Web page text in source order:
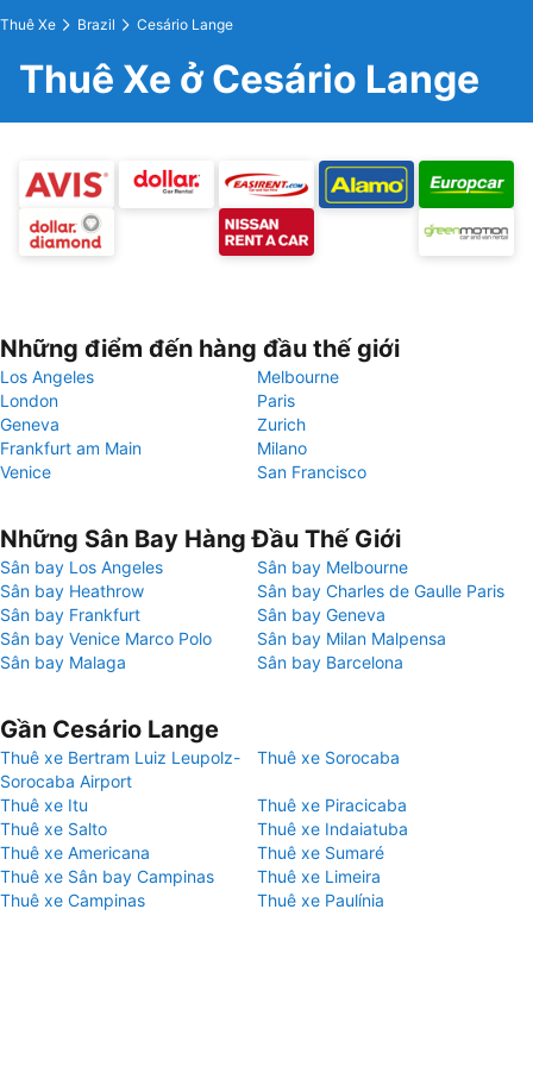
Thuê Xe Brazil Cesário Lange
Thuê Xe ở Cesário Lange
Những điểm đến hàng đầu thế giới
Los Angeles
Melbourne
London
Paris
Geneva
Zurich
Frankfurt am Main
Milano
Venice
San Francisco
Những Sân Bay Hàng Đầu Thế Giới
Sân bay Los Angeles
Sân bay Melbourne
Sân bay Heathrow
Sân bay Charles de Gaulle Paris
Sân bay Frankfurt
Sân bay Geneva
Sân bay Venice Marco Polo
Sân bay Milan Malpensa
Sân bay Malaga
Sân bay Barcelona
Gần Cesário Lange
Thuê xe Bertram Luiz Leupolz-
Sorocaba Airport
Thuê xe Sorocaba
Thuê xe Itu
Thuê xe Piracicaba
Thuê xe Salto
Thuê xe Indaiatuba
Thuê xe Americana
Thuê xe Sumaré
Thuê xe Sân bay Campinas
Thuê xe Limeira
Thuê xe Campinas
Thuê xe Paulínia